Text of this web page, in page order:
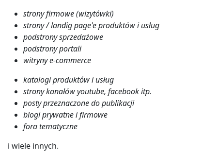
strony firmowe (wizytówki)
strony / landig page'e produktów i usług
podstrony sprzedażowe
podstrony portali
witryny e-commerce
katalogi produktów i usług
strony kanałów youtube, facebook itp.
posty przeznaczone do publikacji
blogi prywatne i firmowe
fora tematyczne
i wiele innych.